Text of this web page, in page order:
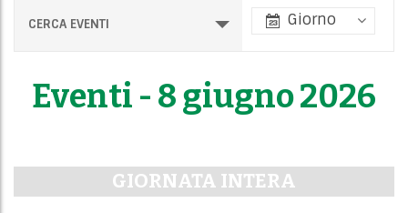
CERCA EVENTI
n
t
i
e
Giorno
Eventi - 8 giugno 2026
Navigazione
GIORNATA INTERA